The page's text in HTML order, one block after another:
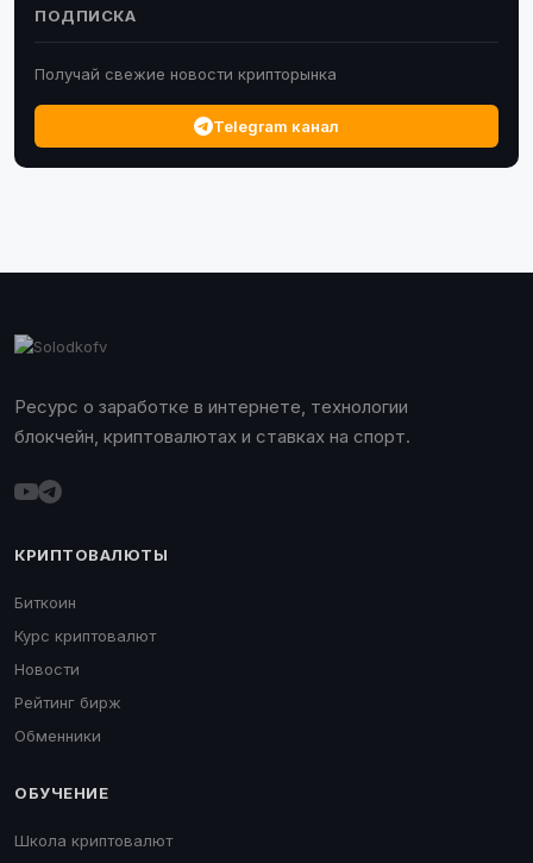
ПОДПИСКА
Получай свежие новости крипторынка
Telegram канал
Ресурс о заработке в интернете, технологии
блокчейн, криптовалютах и ставках на спорт.
КРИПТОВАЛЮТЫ
Биткоин
Курс криптовалют
Новости
Рейтинг бирж
Обменники
ОБУЧЕНИЕ
Школа криптовалют